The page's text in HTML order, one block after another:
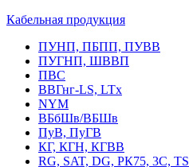
Кабельная продукция
ПУНП, ПБПП, ПУВВ
ПУГНП, ШВВП
ПВС
ВВГнг-LS, LTx
NYM
ВБбШв/ВБШв
ПуВ, ПуГВ
КГ, КГН, КГВВ
RG, SAT, DG, РК75, 3С, TS